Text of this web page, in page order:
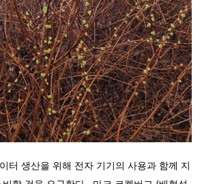
터 생산을 위해 전자 기기의 사용과 함께 지